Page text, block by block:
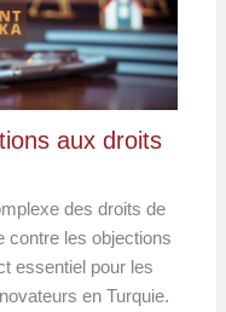
aux droits
des droits de
contre les objections
essentiel pour les
en Turquie.